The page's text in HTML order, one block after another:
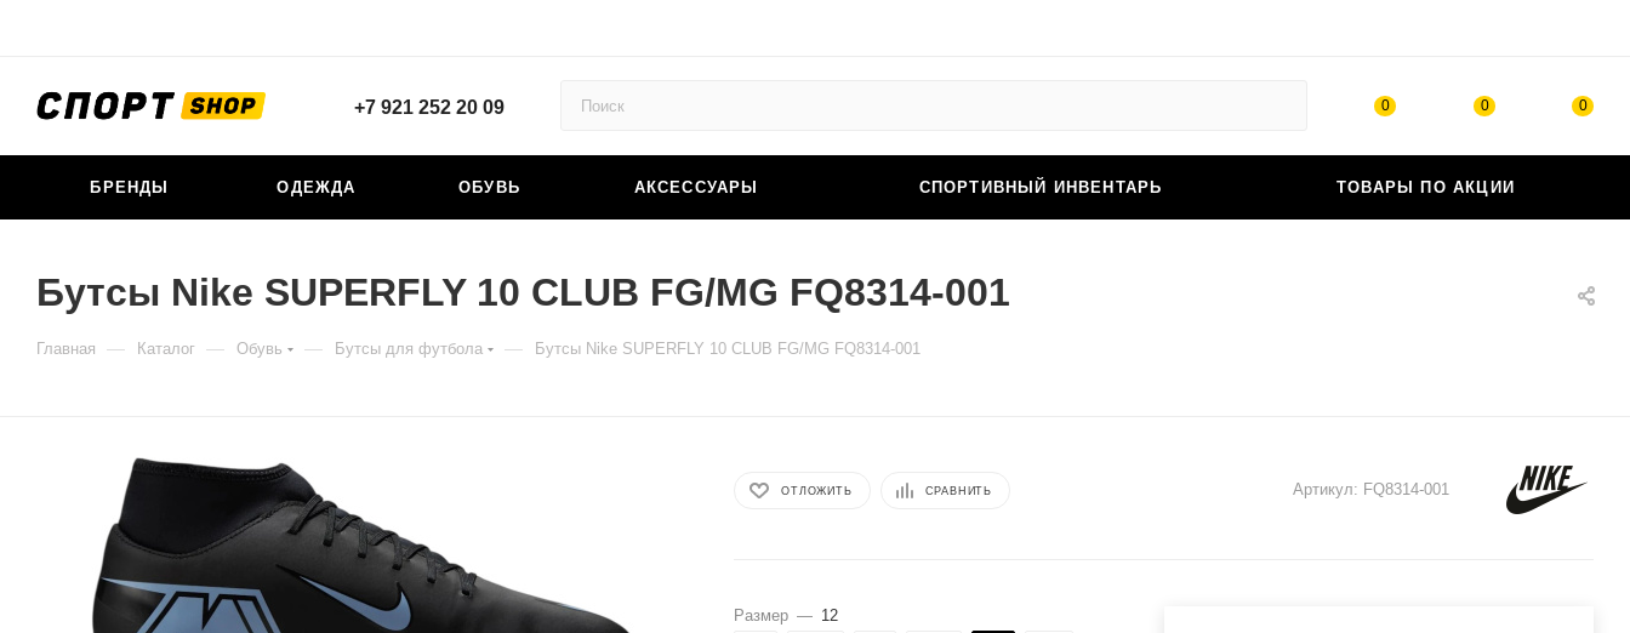
+7 921 252 20 09 0 0 0
БРЕНДЫ ОДЕЖДА ОБУВЬ АКСЕССУАРЫ СПОРТИВНЫЙ ИНВЕНТАРЬ ТОВАРЫ ПО АКЦИИ
Бутсы Nike SUPERFLY 10 CLUB FG/MG FQ8314-001
Главная — Каталог — Обувь — Бутсы для футбола — Бутсы Nike SUPERFLY 10 CLUB FG/MG FQ8314-001
ОТЛОЖИТЬ СРАВНИТЬ Артикул: FQ8314-001
Размер — 12